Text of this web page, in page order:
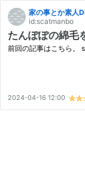
家の事とか素人
id:scatmanbo
たんぽぽの綿毛
前回の記事はこちら。
2024-04-16 12:00